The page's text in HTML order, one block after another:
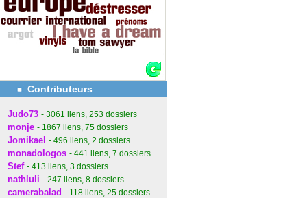
Contributeurs
Judo73 - 3061 liens, 253 dossiers
monje - 1867 liens, 75 dossiers
Jomikael - 496 liens, 2 dossiers
monadologos - 441 liens, 7 dossiers
Stef - 413 liens, 3 dossiers
nathluli - 247 liens, 8 dossiers
camerabalad - 118 liens, 25 dossiers